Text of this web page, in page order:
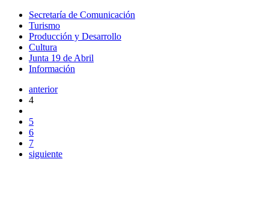
Secretaría de Comunicación
Turismo
Producción y Desarrollo
Cultura
Junta 19 de Abril
Información
anterior
4
5
6
7
siguiente